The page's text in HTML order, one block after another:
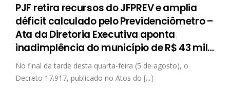
PJF retira recursos do JFPREV e amplia
déficit calculado pelo Previdenciômetro –
Ata da Diretoria Executiva aponta
inadimplência do município de R$ 43 mil…
No final da tarde desta quarta-feira (5 de agosto), o
Decreto 17.917, publicado no Atos do [...]